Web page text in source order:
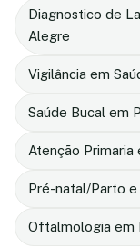
Diagnostico de
Alegre
Vigilância em
Saúde Bucal em
Atenção Primaria
Pré-natal/Parto
Oftalmologia em